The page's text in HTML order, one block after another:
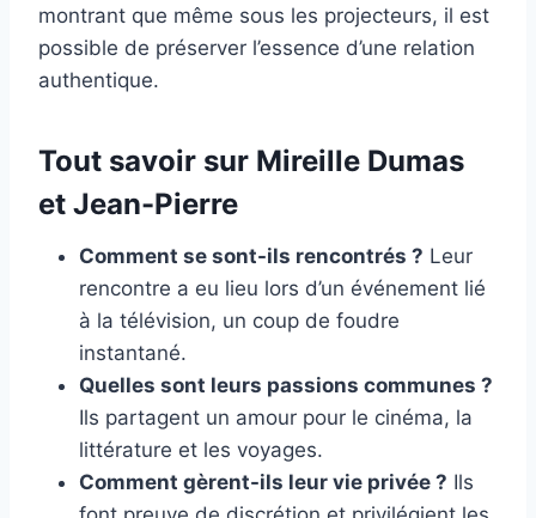
montrant que même sous les projecteurs, il est
possible de préserver l’essence d’une relation
authentique.
Tout savoir sur Mireille Dumas
et Jean-Pierre
Comment se sont-ils rencontrés ? Leur
rencontre a eu lieu lors d’un événement lié
à la télévision, un coup de foudre
instantané.
Quelles sont leurs passions communes ?
Ils partagent un amour pour le cinéma, la
littérature et les voyages.
Comment gèrent-ils leur vie privée ? Ils